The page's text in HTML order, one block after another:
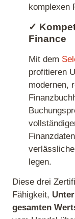
komplexen
✓
Finance
Mit dem
profitieren
modernen,
legen.
Diese drei
Fähigkeit,
gesamten